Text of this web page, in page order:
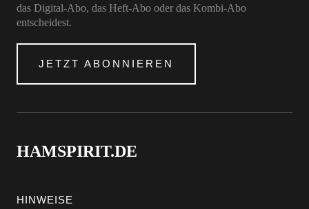
das Digital-Abo, das Heft-Abo oder das Kombi-Abo
entscheidest.
JETZT ABONNIEREN
HAMSPIRIT.DE
HINWEISE